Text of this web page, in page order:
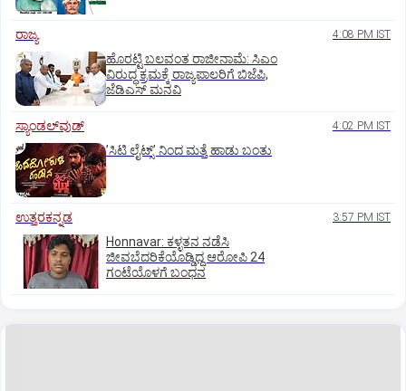
ರಾಜ್ಯ 4:08 PM IST
ಹೊರಟ್ಟಿ ಬಲವಂತ ರಾಜೀನಾಮೆ: ಸಿಎಂ
ವಿರುದ್ಧ ಕ್ರಮಕ್ಕೆ ರಾಜ್ಯಪಾಲರಿಗೆ ಬಿಜೆಪಿ,
ಜೆಡಿಎಸ್ ಮನವಿ
ಸ್ಯಾಂಡಲ್‌ವುಡ್‌ 4:02 PM IST
ʼಸಿಟಿ ಲೈಟ್ಸ್‌ʼ ನಿಂದ ಮತ್ತೆ ಹಾಡು ಬಂತು
ಉತ್ತರಕನ್ನಡ 3:57 PM IST
Honnavar: ಕಳ್ಳತನ ನಡೆಸಿ
ಜೀವಬೆದರಿಕೆಯೊಡ್ಡಿದ್ದ ಆರೋಪಿ 24
ಗಂಟೆಯೊಳಗೆ ಬಂಧನ